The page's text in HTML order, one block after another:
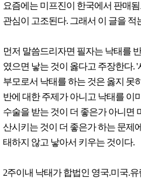
요즘에는 미프진이 한국에서 판매
관심이 고조된다. 그래서 이 글을 적
먼저 말씀드리자면 필자는 낙태를
였으면 낳는 것이 옳다고 주장한다.
부모로서 낙태를 하는 것은 옳지 못
반에 대한 주제가 아니고 낙태를 이
수술을 받는 것이 더 좋은가 아니면
산시키는 것이 더 좋은가 하는 문제
태하지 않고 낳아서 키우는 것이다.
2주이내 낙태가 합법인 영국.미국.